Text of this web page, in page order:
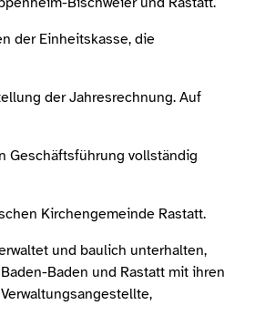
der Einheitskasse, die
der Jahresrechnung. Auf
Geschäftsführung vollständig
Kirchengemeinde Rastatt.
und baulich unterhalten,
Baden und Rastatt mit ihren